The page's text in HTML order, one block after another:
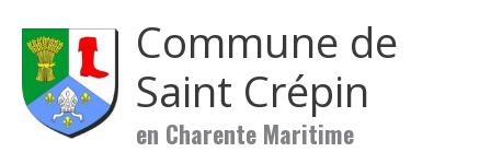
Commune de
Saint Crépin
en Charente Maritime